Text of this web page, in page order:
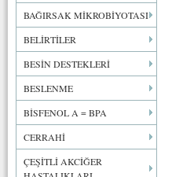
BAĞIRSAK MİKROBİYOTASI
BELİRTİLER
BESİN DESTEKLERİ
BESLENME
BİSFENOL A = BPA
CERRAHİ
ÇEŞİTLİ AKCİĞER